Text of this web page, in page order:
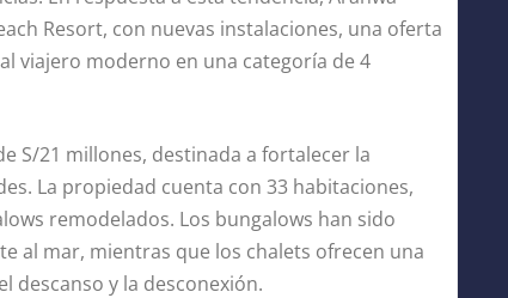
Resort, con nuevas instalaciones, una oferta
viajero moderno en una categoría de 4
S/21 millones, destinada a fortalecer la
La propiedad cuenta con 33 habitaciones,
remodelados. Los bungalows han sido
al mar, mientras que los chalets ofrecen una
descanso y la desconexión.